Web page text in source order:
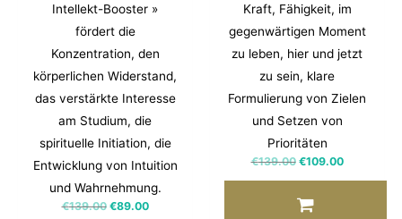
Intellekt-Booster »
fördert die
Konzentration, den
körperlichen Widerstand,
das verstärkte Interesse
am Studium, die
spirituelle Initiation, die
Entwicklung von Intuition
und Wahrnehmung.
€139.00 €89.00
Kraft, Fähigkeit, im
gegenwärtigen Moment
zu leben, hier und jetzt
zu sein, klare
Formulierung von Zielen
und Setzen von
Prioritäten
€139.00 €109.00